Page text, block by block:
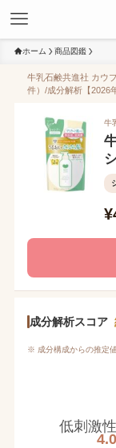
ホーム 商品図鑑
牛乳石鹸共進社 カウ
件）/成分解析【2026
牛
成分解析スコア
※ 成分構成からの推定
低刺激性
4.0